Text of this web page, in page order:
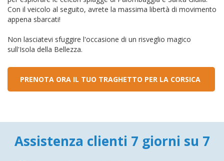
Con il veicolo al seguito, avrete la massima libertà di movimento
appena sbarcati!
Non lasciatevi sfuggire l'occasione di un risveglio magico
sull'Isola della Bellezza.
PRENOTA ORA IL TUO TRAGHETTO PER LA CORSICA
Assistenza clienti 7 giorni su 7